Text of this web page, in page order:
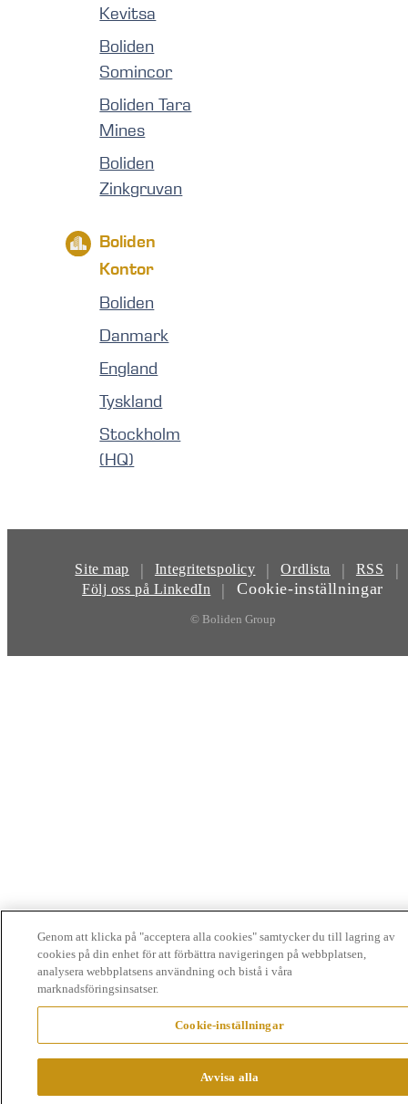
Kevitsa
Boliden
Somincor
Boliden Tara
Mines
Boliden
Zinkgruvan
Boliden
Kontor
Boliden
Danmark
England
Tyskland
Stockholm
(HQ)
Site map | Integritetspolicy | Ordlista | RSS |
Följ oss på LinkedIn | Cookie-inställningar
© Boliden Group
Genom att klicka på "acceptera alla cookies" samtycker du till lagring av
cookies på din enhet för att förbättra navigeringen på webbplatsen,
analysera webbplatsens användning och bistå i våra
marknadsföringsinsatser.
Cookie-inställningar
Avvisa alla